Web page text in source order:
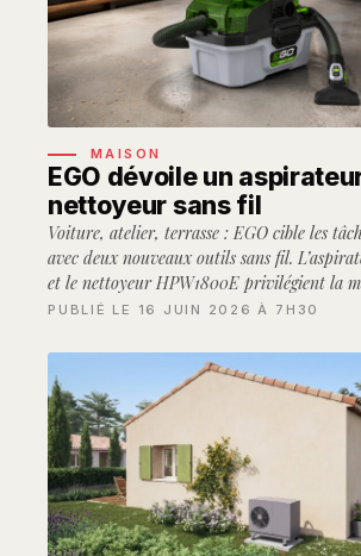
MAISON
EGO dévoile un
nettoyeur sans fil
Voiture, atelier, terrasse : EGO cible les
avec deux nouveaux outils sans fil.
et le nettoyeur HPW1800E privilégient la
PUBLIÉ LE 16 JUIN 2026 À 7H30